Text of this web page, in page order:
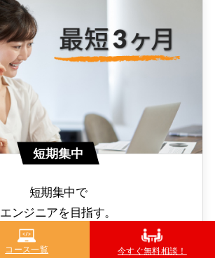
コース一覧 今すぐ無料相談！
短期集中
短期集中で
エンジニアを目指す。